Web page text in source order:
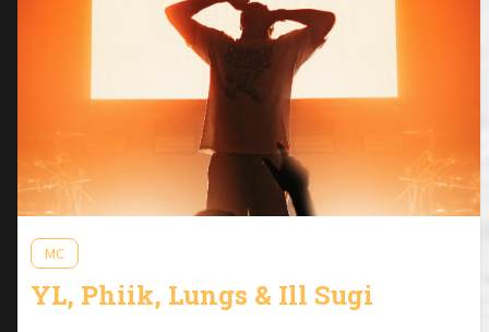
MC
YL, Phiik, Lungs & Ill Sugi